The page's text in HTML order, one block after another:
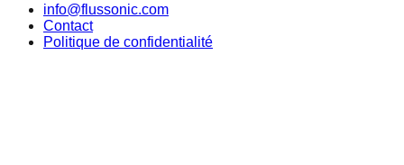
info@flussonic.com
Contact
Politique de confidentialité